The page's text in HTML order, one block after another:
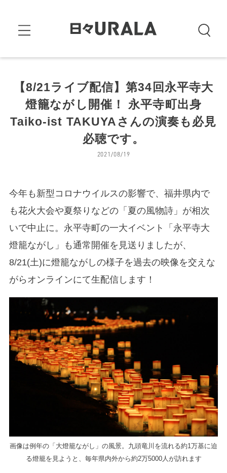
【8/21ライブ配信】第34回永平寺大
燈籠ながし開催！ 永平寺町出身
Taiko-ist TAKUYAさんの演奏も必見
必聴です。
2021/08/19
今年も新型コロナウイルスの影響で、福井県内で
も花火大会や夏祭りなどの「夏の風物詩」が相次
いで中止に。永平寺町の一大イベント「永平寺大
燈籠ながし」も通常開催を見送りましたが、
8/21(土)に燈籠ながしの様子を過去の映像を交えな
がらオンラインにて生配信します！
画像は例年の「大燈籠ながし」の風景。九頭⻯川を流れる約1万基に迫
る燈籠を⾒ようと、毎年県内外から約2万5000⼈が訪れます